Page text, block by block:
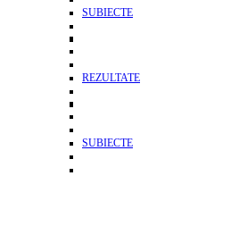
SUBIECTE
REZULTATE
SUBIECTE